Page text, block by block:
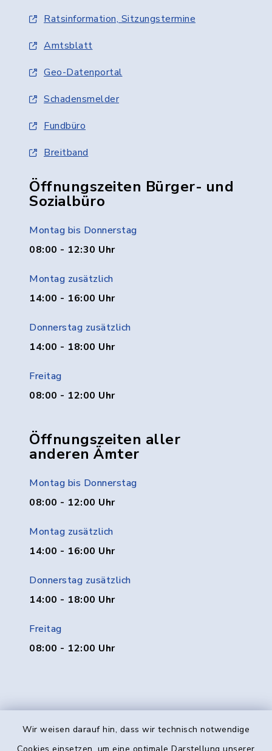
Wir weisen darauf hin, dass wir technisch notwendige
Ratsinformation, Sitzungstermine
Amtsblatt
Geo-Datenportal
Schadensmelder
Fundbüro
Breitband
Öffnungszeiten Bürger- und
Sozialbüro
Montag bis Donnerstag
08:00 - 12:30 Uhr
Montag zusätzlich
14:00 - 16:00 Uhr
Donnerstag zusätzlich
14:00 - 18:00 Uhr
Freitag
08:00 - 12:00 Uhr
Öffnungszeiten aller
anderen Ämter
Montag bis Donnerstag
08:00 - 12:00 Uhr
Montag zusätzlich
14:00 - 16:00 Uhr
Donnerstag zusätzlich
14:00 - 18:00 Uhr
Freitag
08:00 - 12:00 Uhr
Kontakt